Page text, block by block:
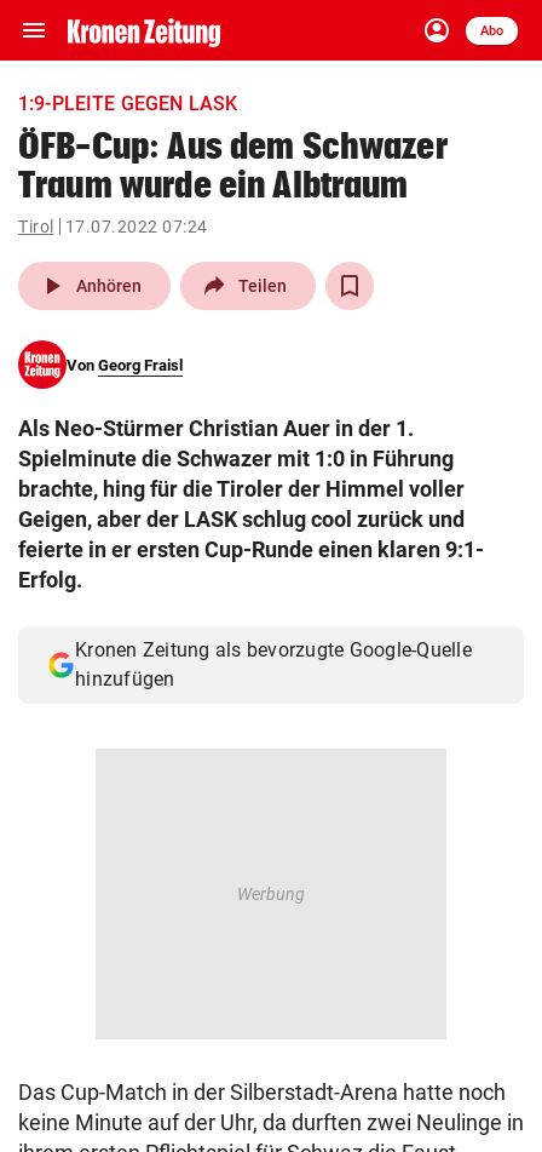
menu Navigation
ein-/ausklappen
account_circle
Anmelden
Abo
close Schließen
account_circle Anmelden
arrow_right
pin_drop
Wien arrow_right
search
eingeben
© Krone Multimedia GmbH & Co KG 2026
Muthgasse 2, 1190 Wien
1:9-PLEITE GEGEN LASK
ÖFB-Cup: Aus dem Schwazer
Traum wurde ein Albtraum
Tirol 17.07.2022 07:24
play_arrow Anhören Teilen
Von Georg Fraisl
Als Neo-Stürmer Christian Auer in der 1.
Spielminute die Schwazer mit 1:0 in Führung
brachte, hing für die Tiroler der Himmel voller
Geigen, aber der LASK schlug cool zurück und
feierte in er ersten Cup-Runde einen klaren 9:1-
Erfolg.
Kronen Zeitung als bevorzugte Google-Quelle
hinzufügen
Das Cup-Match in der Silberstadt-Arena hatte noch
keine Minute auf der Uhr, da durften zwei Neulinge in